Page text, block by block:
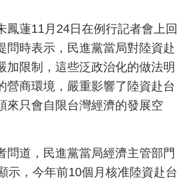
鳳蓮11月24日在例行記者會上回
問時表示，民進黨當局對陸資赴
加限制，這些泛政治化的做法明
營商環境，嚴重影響了陸資赴台
來只會自限台灣經濟的發展空
問道，民進黨當局經濟主管部門
示，今年前10個月核准陸資赴台